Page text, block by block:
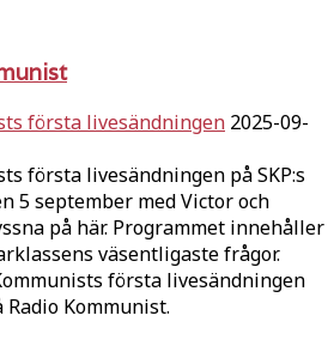
första livesändningen 2025-09-
första livesändningen på SKP:s
5 september med Victor och
på här. Programmet innehåller
väsentligaste frågor.
första livesändningen
Kommunist.